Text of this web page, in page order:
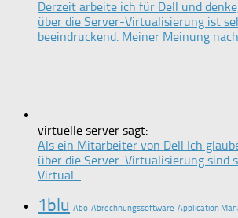
Derzeit arbeite ich für Dell und
über die Server-Virtualisierung ist
beeindruckend. Meiner Meinung nach
virtuelle server sagt:
Als ein Mitarbeiter von Dell Ich
über die Server-Virtualisierung sind
Virtual...
1blu Abo Abrechnungssoftware Application